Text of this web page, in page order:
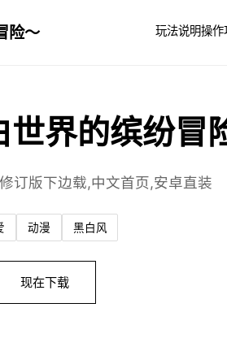
险～ 玩法说明操作
世界的缤纷冒
订版下边载,中文首页,安卓直装
动漫 黑白风
现在下载